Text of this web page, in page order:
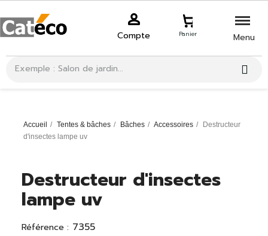
Compte Panier Menu
Accueil Tentes & bâches Bâches Accessoires
Destructeur
d'insectes lampe uv
Destructeur d'insectes
lampe uv
Référence : 7355